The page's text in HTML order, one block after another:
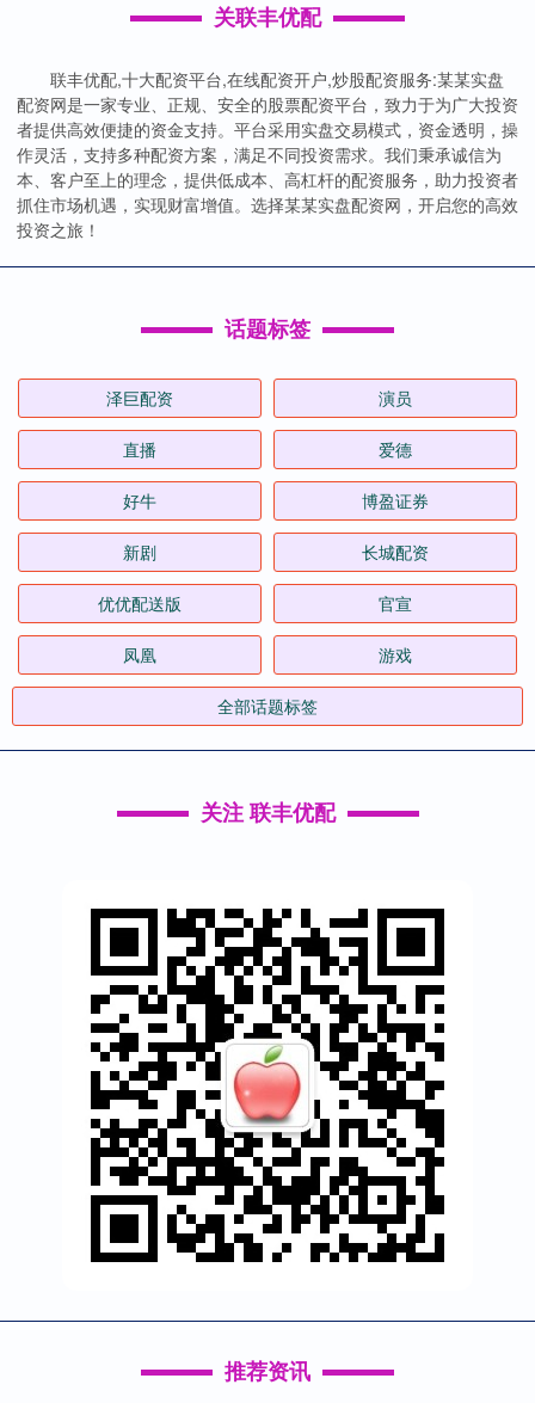
关联丰优配
联丰优配,十大配资平台,在线配资开户,炒股配资服务:某某实盘
配资网是一家专业、正规、安全的股票配资平台，致力于为广大投资
者提供高效便捷的资金支持。平台采用实盘交易模式，资金透明，操
作灵活，支持多种配资方案，满足不同投资需求。我们秉承诚信为
本、客户至上的理念，提供低成本、高杠杆的配资服务，助力投资者
抓住市场机遇，实现财富增值。选择某某实盘配资网，开启您的高效
投资之旅！
话题标签
泽巨配资 演员
直播 爱德
好牛 博盈证券
新剧 长城配资
优优配送版 官宣
凤凰 游戏
全部话题标签
关注 联丰优配
推荐资讯